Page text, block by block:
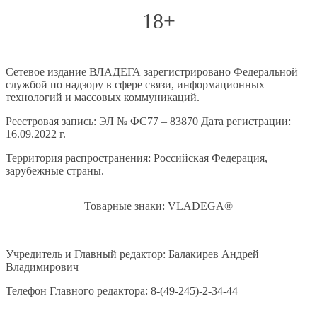
18+
Сетевое издание ВЛАДЕГА зарегистрировано Федеральной
службой по надзору в сфере связи, информационных
технологий и массовых коммуникаций.
Реестровая запись: ЭЛ № ФС77 – 83870 Дата регистрации:
16.09.2022 г.
Территория распространения: Российская Федерация,
зарубежные страны.
Товарные знаки: VLADEGA®
Учредитель и Главный редактор: Балакирев Андрей
Владимирович
Телефон Главного редактора: 8-(49-245)-2-34-44